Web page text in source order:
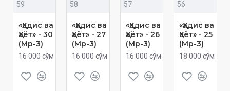
59
«Ҳадис ва
Ҳаёт» - 30
(Мp-3)
16 000 сўм
58
«Ҳадис ва
Ҳаёт» - 27
(Мp-3)
16 000 сўм
57
«Ҳадис ва
Ҳаёт» - 26
(Мp-3)
16 000 сўм
56
«Ҳадис ва
Ҳаёт» - 25
(Мp-3)
18 000 сўм